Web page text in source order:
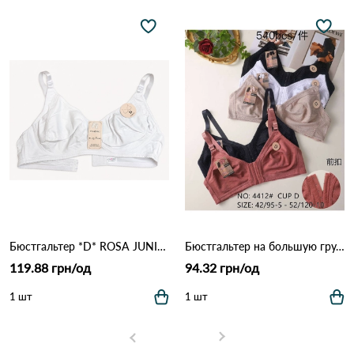
Бюстгальтер *D* ROSA JUNIO DN706-37 Белый
119.88 грн/од
1 шт
Бюстгальтер на большую грудь с передней застежкой 4412 (Cup D) Темно Синий
94.32 грн/од
1 шт